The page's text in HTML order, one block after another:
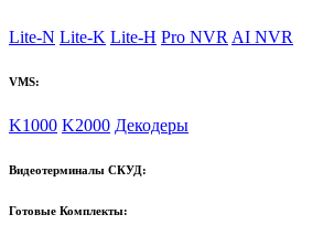
Lite-N Lite-K Lite-H Pro NVR AI NVR
VMS:
K1000 K2000 Декодеры
Видеотерминалы СКУД:
Готовые Комплекты: